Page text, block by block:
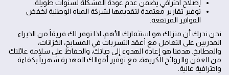
إصلاح احترافي يضمن عدم عودة المشكلة لسنوات طويلة.
توفير تقارير معتمدة لتقديمها لشركة المياه الوطنية لخفض
الفواتير المرتفعة.
نحن ندرك أن منزلك هو استثمارك الأهم، لذا نوفر لك فريقاً من الخبراء
المدربين على التعامل مع أعقد التسربات في المسابح، الخزانات،
والمطابخ. هدفنا هو إعادة الهدوء إلى حياتك، والحفاظ على سلامة عائلتك
من العفن والروائح الكريهة، مع توفير أموالك المهدرة شهرياً بكفاءة
واحترافية عالية.